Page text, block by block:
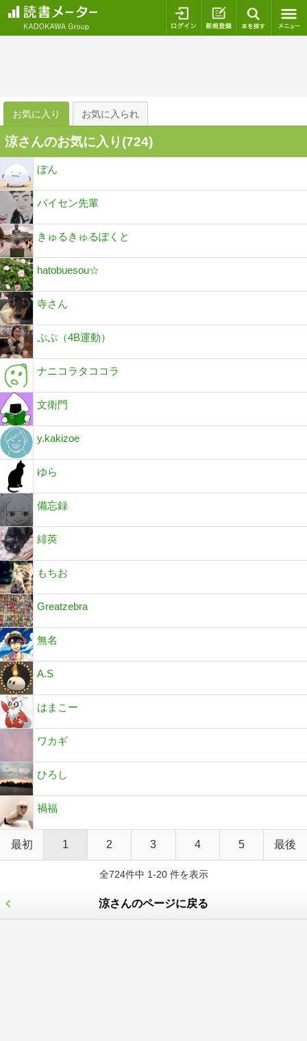
ログイン 新規登録
お気に入り お気に入られ
涼さんのお気に入り(724)
ぼん
パイセン先輩
きゅるきゅるぽくと
hatobuesou☆
寺さん
ぷぷ（4B運動）
ナニコラタココラ
文衛門
y.kakizoe
ゆら
備忘録
緋莢
もちお
Greatzebra
無名
A.S
はまこー
ワカギ
ひろし
禍福
最初 1 2 3 4 5 最後
全724件中 1-20 件を表示
涼さんのページに戻る